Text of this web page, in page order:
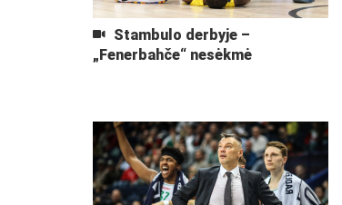
Stambulo derbyje –
„Fenerbahče“ nesėkmė